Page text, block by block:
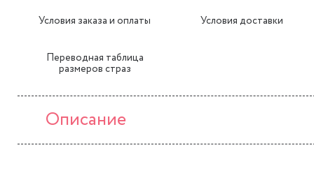
Условия заказа и оплаты Условия доставки
Переводная таблица
размеров страз
Описание